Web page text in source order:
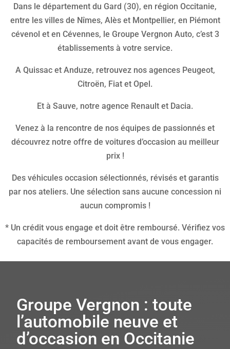
Dans le département du Gard (30), en région Occitanie,
entre les villes de Nîmes, Alès et Montpellier, en Piémont
cévenol et en Cévennes, le Groupe Vergnon Auto, c’est 3
établissements à votre service.
A Quissac et Anduze, retrouvez nos agences Peugeot,
Citroën, Fiat et Opel.
Et à Sauve, notre agence Renault et Dacia.
Venez à la rencontre de nos équipes de passionnés et
découvrez notre offre de voitures d’occasion au meilleur
prix !
Des véhicules occasion sélectionnés, révisés et garantis
par nos ateliers. Une sélection sans aucune concession ni
aucun compromis !
* Un crédit vous engage et doit être remboursé. Vérifiez vos
capacités de remboursement avant de vous engager.
Groupe Vergnon : toute
l’automobile neuve et
d’occasion en Occitanie